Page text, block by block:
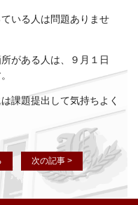
いる人は問題ありませ
がある人は、９月１日
課題提出して気持ちよく
次の記事 >